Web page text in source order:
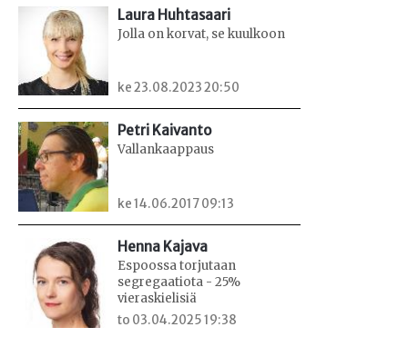
Laura Huhtasaari
Jolla on korvat, se kuulkoon
ke 23.08.2023 20:50
Petri Kaivanto
Vallankaappaus
ke 14.06.2017 09:13
Henna Kajava
Espoossa torjutaan
segregaatiota - 25%
vieraskielisiä
to 03.04.2025 19:38